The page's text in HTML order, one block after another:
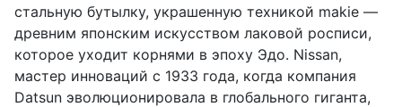
стальную бутылку, украшенную техникой makie —
древним японским искусством лаковой росписи,
которое уходит корнями в эпоху Эдо. Nissan,
мастер инноваций с 1933 года, когда компания
Datsun эволюционировала в глобального гиганта,